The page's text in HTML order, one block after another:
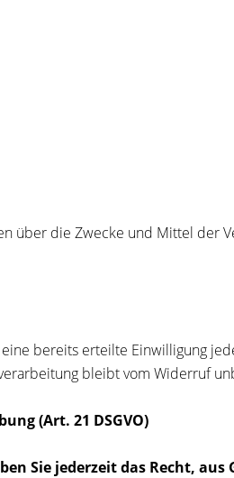
über die Zwecke und Mittel der
bereits erteilte Einwilligung
bleibt vom Widerruf
(Art. 21 DSGVO)
Sie jederzeit das Recht,